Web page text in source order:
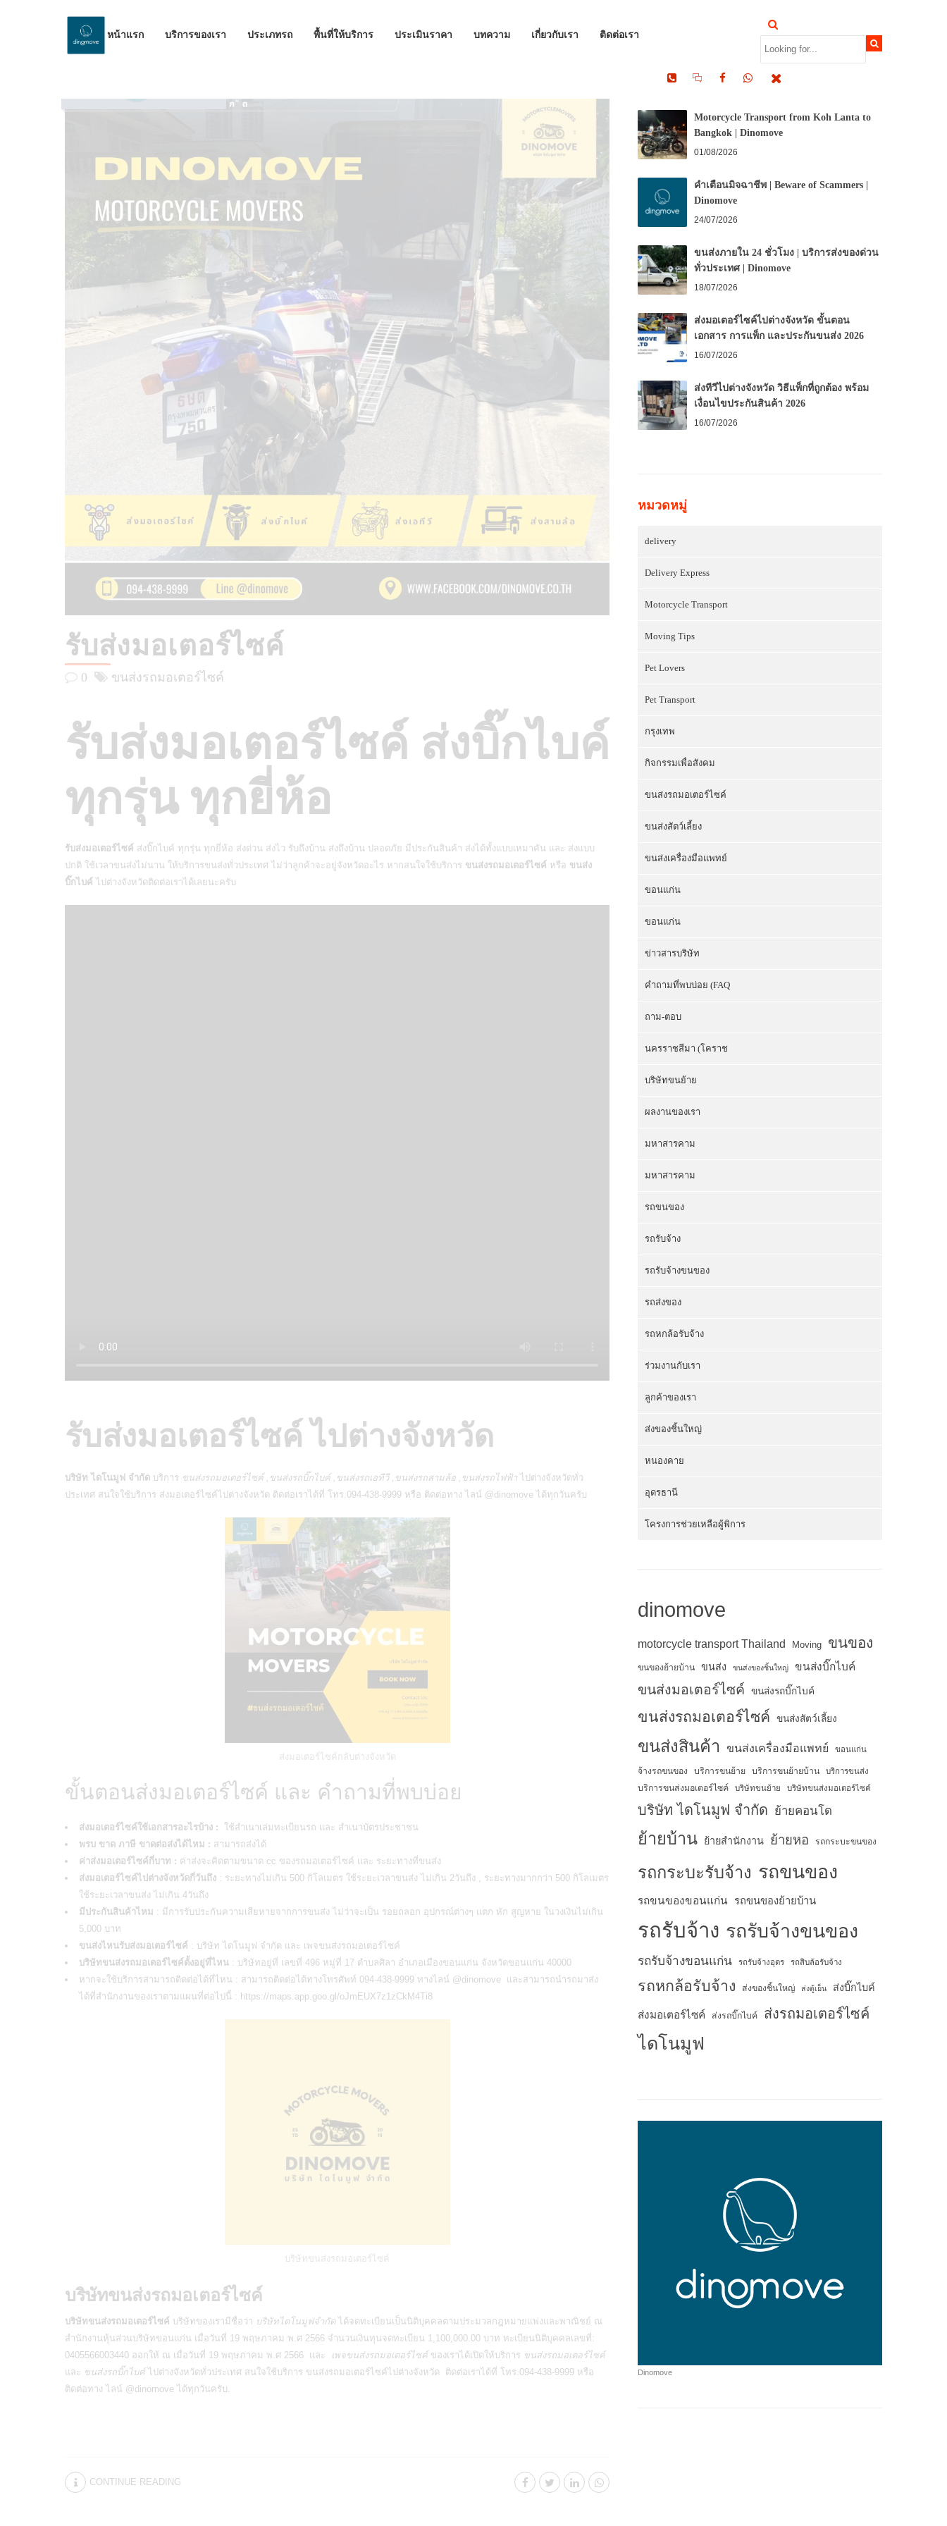
หน้าแรก บริการของเรา ประเภทรถ พื้นที่ให้บริการ ประเมินราคา บทความ เกี่ยวกับเรา ติดต่อเรา
รับส่งมอเตอร์ไซค์
0 ขนส่งรถมอเตอร์ไซค์
รับส่งมอเตอร์ไซค์ ส่งบิ๊กไบค์
ทุกรุ่น ทุกยี่ห้อ
รับส่งมอเตอร์ไซค์ ส่งบิ๊กไบค์ ทุกรุ่น ทุกยี่ห้อ ส่งด่วน ส่งไว รับถึงบ้าน ส่งถึงบ้าน ปลอดภัย มีประกันสินค้า ส่งได้ทั้งแบบเหมาคัน และ ส่งแบบ
ปกติ ใช้เวลาขนส่งไม่นาน ให้บริการขนส่งทั่วประเทศ ไม่ว่าลูกค้าจะอยู่จังหวัดอะไร หากสนใจใช้บริการ ขนส่งรถมอเตอร์ไซค์ หรือ ขนส่ง
บิ๊กไบค์ ไปต่างจังหวัดติดต่อเราได้เลยนะครับ
รับส่งมอเตอร์ไซค์ ไปต่างจังหวัด
บริษัท ไดโนมูฟ จำกัด บริการ ขนส่งรถมอเตอร์ไซค์ ,ขนส่งรถบิ๊กไบค์ ,ขนส่งรถเอทีวี ,ขนส่งรถสามล้อ ,ขนส่งรถไฟฟ้า ไปต่างจังหวัดทั่ว
ประเทศ สนใจใช้บริการ ส่งมอเตอร์ไซค์ไปต่างจังหวัด ติดต่อเราได้ที่ โทร.094-438-9999 หรือ ติดต่อทาง ไลน์ @dinomove ได้ทุกวันครับ
ส่งมอเตอร์ไซค์กลับต่างจังหวัด
ขั้นตอนส่งมอเตอร์ไซค์ และ คำถามที่พบบ่อย
ส่งมอเตอร์ไซค์ใช้เอกสารอะไรบ้าง : ใช้สำเนาเล่มทะเบียนรถ และ สำเนาบัตรประชาชน
พรบ ขาด ภาษี ขาดต่อส่งได้ไหม : สามารถส่งได้
ค่าส่งมอเตอร์ไซค์กี่บาท : ค่าส่งจะคิดตามขนาด cc ของรถมอเตอร์ไซค์ และ ระยะทางที่ขนส่ง
ส่งมอเตอร์ไซค์ไปต่างจังหวัดกี่วันถึง : ระยะทางไม่เกิน 500 กิโลเมตร ใช้ระยะเวลาขนส่ง ไม่เกิน 2วันถึง , ระยะทางมากกว่า 500 กิโลเมตร
ใช้ระยะเวลาขนส่ง ไม่เกิน 4วันถึง
มีประกันสินค้าไหม : มีการรับประกันความเสียหายจากการขนส่ง ไม่ว่าจะเป็น รอยถลอก อุปกรณ์ต่างๆ แตก หัก สูญหาย ในวงเงินไม่เกิน
5,000 บาท
ขนส่งไหนรับส่งมอเตอร์ไซค์ : บริษัท ไดโนมูฟ จำกัด และ เพจขนส่งรถมอเตอร์ไซค์
บริษัทขนส่งรถมอเตอร์ไซค์ตั้งอยู่ที่ไหน : บริษัทอยู่ที่ เลขที่ 496 หมู่ที่ 17 ตำบลศิลา อำเภอเมืองขอนแก่น จังหวัดขอนแก่น 40000
หากจะใช้บริการสามารถติดต่อได้ที่ไหน : สามารถติดต่อได้ทางโทรศัพท์ 094-438-9999 ทางไลน์ @dinomove และสามารถนำรถมาส่ง
ได้ที่สำนักงานของเราตามแผนที่ต่อไปนี้ : https://maps.app.goo.gl/oJmEUX7z1zCkM4Ti8
บริษัทขนส่งรถมอเตอร์ไซค์
บริษัทขนส่งรถมอเตอร์ไซค์
บริษัทขนส่งรถมอเตอร์ไซค์ บริษัทของเรามีชื่อว่า บริษัทไดโนมูฟจำกัด ได้จดทะเบียนเป็นนิติบุคคลตามประมวลกฎหมายแพ่งและพาณิชย์ ณ
สำนักงานหุ้นส่วนบริษัทขอนแก่น เมื่อวันที่ 19 พฤษภาคม พ.ศ 2566 จำนวนเงินทุนจดทะเบียน 1,100,000.00 บาท ทะเบียนนิติบุคคลเลขที่:
0405566003440 ออกให้ ณ เมื่อวันที่ 19 พฤษภาคม พ.ศ 2566 และ
เพจขนส่งรถมอเตอร์ไซค์ ของเราได้เปิดให้บริการ ขนส่งรถมอเตอร์ไซค์
และ ขนส่งรถบิ๊กไบค์ ไปต่างจังหวัดทั่วประเทศ สนใจใช้บริการ ขนส่งรถมอเตอร์ไซค์ไปต่างจังหวัด ติดต่อเราได้ที่ โทร.094-438-9999 หรือ
ติดต่อทาง ไลน์ @dinomove ได้ทุกวันครับ.
CONTINUE READING
RECENT POSTS
Motorcycle Transport from Koh Lanta to
Bangkok | Dinomove
01/08/2026
คำเตือนมิจฉาชีพ | Beware of Scammers |
Dinomove
24/07/2026
ขนส่งภายใน 24 ชั่วโมง | บริการส่งของด่วน
ทั่วประเทศ | Dinomove
18/07/2026
ส่งมอเตอร์ไซค์ไปต่างจังหวัด ขั้นตอน
เอกสาร การแพ็ก และประกันขนส่ง 2026
16/07/2026
ส่งทีวีไปต่างจังหวัด วิธีแพ็กที่ถูกต้อง พร้อม
เงื่อนไขประกันสินค้า 2026
16/07/2026
หมวดหมู่
delivery
Delivery Express
Motorcycle Transport
Moving Tips
Pet Lovers
Pet Transport
กรุงเทพ
กิจกรรมเพื่อสังคม
ขนส่งรถมอเตอร์ไซค์
ขนส่งสัตว์เลี้ยง
ขนส่งเครื่องมือแพทย์
ขอนแก่น
ขอนแก่น
ข่าวสารบริษัท
คำถามที่พบบ่อย (FAQ
ถาม-ตอบ
นครราชสีมา (โคราช
บริษัทขนย้าย
ผลงานของเรา
มหาสารคาม
มหาสารคาม
รถขนของ
รถรับจ้าง
รถรับจ้างขนของ
รถส่งของ
รถหกล้อรับจ้าง
ร่วมงานกับเรา
ลูกค้าของเรา
ส่งของชิ้นใหญ่
หนองคาย
อุดรธานี
โครงการช่วยเหลือผู้พิการ
dinomove
motorcycle transport Thailand Moving ขนของ
ขนของย้ายบ้าน ขนส่ง ขนส่งของชิ้นใหญ่ ขนส่งบิ๊กไบค์
ขนส่งมอเตอร์ไซค์ ขนส่งรถบิ๊กไบค์
ขนส่งรถมอเตอร์ไซค์ ขนส่งสัตว์เลี้ยง
ขนส่งสินค้า ขนส่งเครื่องมือแพทย์ ขอนแก่น
จ้างรถขนของ บริการขนย้าย บริการขนย้ายบ้าน บริการขนส่ง
บริการขนส่งมอเตอร์ไซค์ บริษัทขนย้าย บริษัทขนส่งมอเตอร์ไซค์
บริษัท ไดโนมูฟ จำกัด ย้ายคอนโด
ย้ายบ้าน ย้ายสำนักงาน ย้ายหอ รถกระบะขนของ
รถกระบะรับจ้าง รถขนของ
รถขนของขอนแก่น รถขนของย้ายบ้าน
รถรับจ้าง รถรับจ้างขนของ
รถรับจ้างขอนแก่น รถรับจ้างอุดร รถสิบล้อรับจ้าง
รถหกล้อรับจ้าง ส่งของชิ้นใหญ่ ส่งตู้เย็น ส่งบิ๊กไบค์
ส่งมอเตอร์ไซค์ ส่งรถบิ๊กไบค์ ส่งรถมอเตอร์ไซค์
ไดโนมูฟ
Dinomove